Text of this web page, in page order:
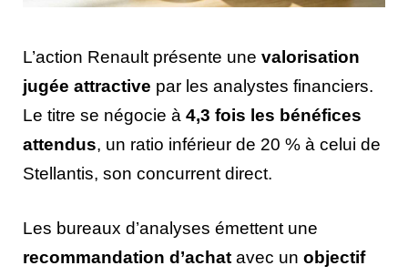
L’action Renault présente une valorisation
jugée attractive par les analystes financiers.
Le titre se négocie à 4,3 fois les bénéfices
attendus, un ratio inférieur de 20 % à celui de
Stellantis, son concurrent direct.
Les bureaux d’analyses émettent une
recommandation d’achat avec un objectif